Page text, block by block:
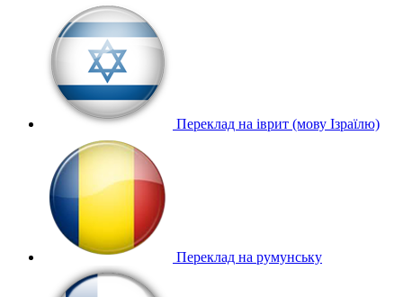
Переклад на іврит (мову Ізраїлю)
Переклад на румунську